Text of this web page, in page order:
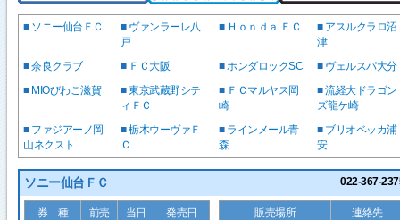
■ ソニー仙台ＦＣ ■ ヴァンラーレ八
戸
■ Ｈｏｎｄａ ＦＣ ■ アスルクラロ沼
津
■奈良クラブ ■ ＦＣ大阪 ■ホンダロックSC ■ ヴェルスパ大分
■ MIOびわこ滋賀 ■東京武蔵野シテ
ィＦＣ
■ ＦＣマルヤス岡
崎
■流経大ドラゴン
ズ龍ケ崎
■ ファジアーノ岡
山ネクスト
■栃木ウーヴァＦ
Ｃ
■ ラインメール青
森
■ ブリオベッカ浦
安
ソニー仙台ＦＣ 022-367-
券 種
前売
当日
発売日 販売場所
連絡先